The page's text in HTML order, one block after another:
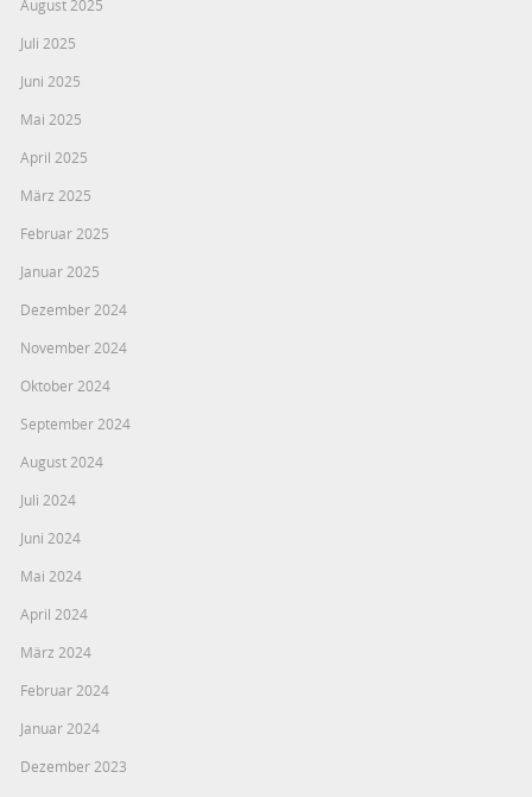
August 2025
Juli 2025
Juni 2025
Mai 2025
April 2025
März 2025
Februar 2025
Januar 2025
Dezember 2024
November 2024
Oktober 2024
September 2024
August 2024
Juli 2024
Juni 2024
Mai 2024
April 2024
März 2024
Februar 2024
Januar 2024
Dezember 2023